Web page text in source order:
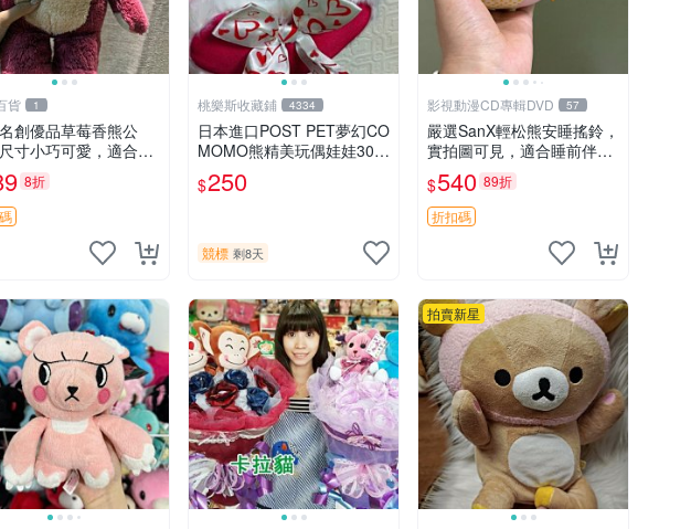
貨 1
創優品草莓香熊公
寸小巧可愛，適合收
玩 30cm 玩具 公仔 草
8折
桃樂斯收藏鋪 4334
日本進口POST PET夢幻CO
MOMO熊精美玩偶娃娃30c
m
$250
競標 剩8天
影視動漫CD專輯DVD 57
嚴選SanX輕松熊安睡搖鈴，
實拍圖可見，適合睡前伴
侶， Picks安撫好物 0325
懸吊 電腦
$540 89折
折扣碼
拍賣新星